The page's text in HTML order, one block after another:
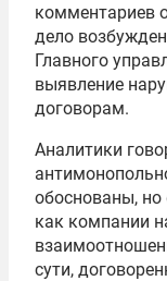
комментариев
дело
Главного
выявление
договорам.
Аналитики
обоснованы, но
как компании
сути,